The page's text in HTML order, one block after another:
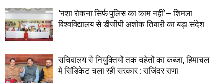
‘नशा रोकना सिर्फ पुलिस का काम नहीं’— शिमला
विश्वविद्यालय से डीजीपी अशोक तिवारी का बड़ा संदेश
सचिवालय से नियुक्तियों तक चहेतों का कब्जा, हिमाचल
में सिंडिकेट चला रही सरकार : राजिंदर राणा